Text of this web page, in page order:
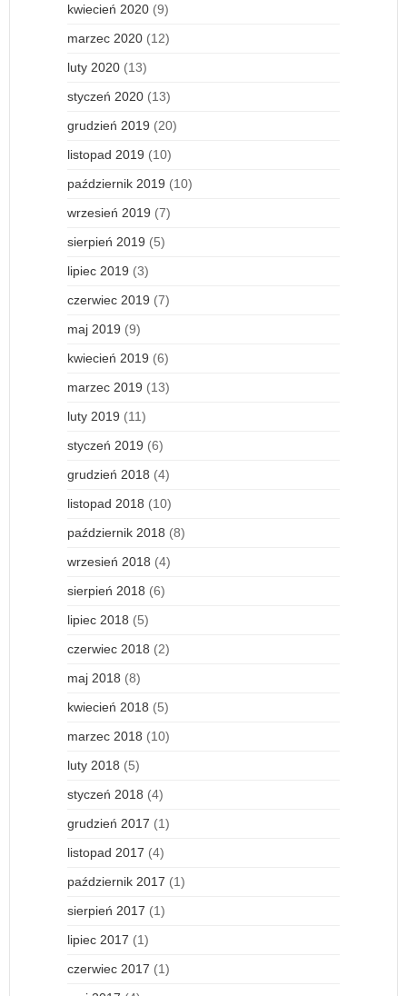
kwiecień 2020 (9)
marzec 2020 (12)
luty 2020 (13)
styczeń 2020 (13)
grudzień 2019 (20)
listopad 2019 (10)
październik 2019 (10)
wrzesień 2019 (7)
sierpień 2019 (5)
lipiec 2019 (3)
czerwiec 2019 (7)
maj 2019 (9)
kwiecień 2019 (6)
marzec 2019 (13)
luty 2019 (11)
styczeń 2019 (6)
grudzień 2018 (4)
listopad 2018 (10)
październik 2018 (8)
wrzesień 2018 (4)
sierpień 2018 (6)
lipiec 2018 (5)
czerwiec 2018 (2)
maj 2018 (8)
kwiecień 2018 (5)
marzec 2018 (10)
luty 2018 (5)
styczeń 2018 (4)
grudzień 2017 (1)
listopad 2017 (4)
październik 2017 (1)
sierpień 2017 (1)
lipiec 2017 (1)
czerwiec 2017 (1)